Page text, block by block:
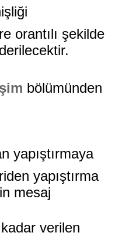
orantılı şekilde
bölümünden
yapıştırmaya
yapıştırma
mesaj
verilen